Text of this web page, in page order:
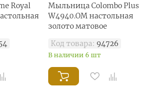
Royal
Мыльница Colombo Plus
W4940.OM настольная
золото матовое
Код товара: 94726
В наличии 6 шт